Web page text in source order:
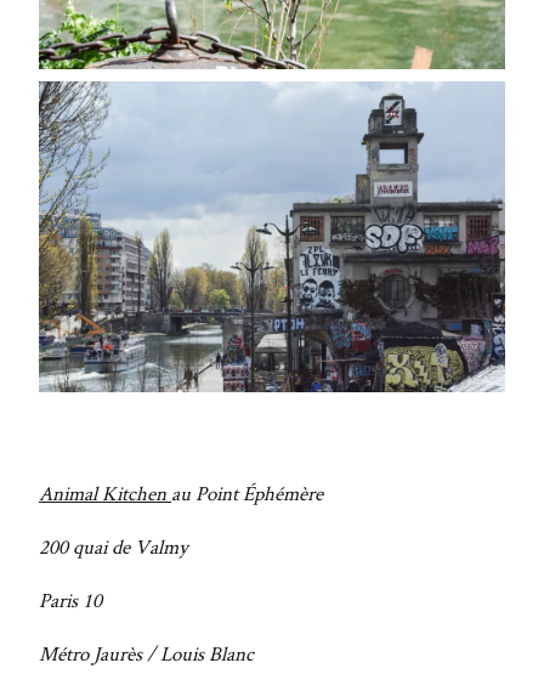
Animal Kitchen au Point Éphémère
200 quai de Valmy
Paris 10
Métro Jaurès / Louis Blanc